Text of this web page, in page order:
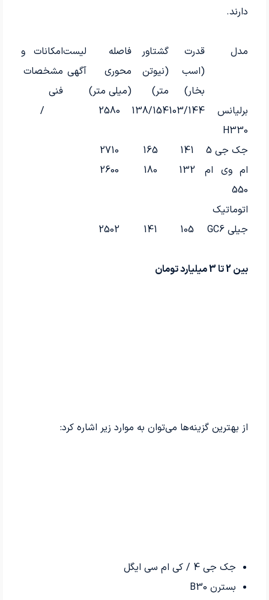
دارند.
مدل
قدرت
(اسب
بخار)
گشتاور
(نیوتن
متر)
فاصله
محوری
(میلی متر)
لیست
آگهی‌
امکانات و
مشخصات
فنی
برلیانس
H330
103/144
138/154
2580
/
جک جی 5 141
165
2710
ام وی ام
550
اتوماتیک
132
180
2600
جیلی GC6 105
141
2502
بین 2 تا 3 میلیارد تومان
از بهترین گزینه‌ها می‌توان به موارد زیر اشاره کرد:
جک جی 4 / کی ام سی ایگل
بسترن B30